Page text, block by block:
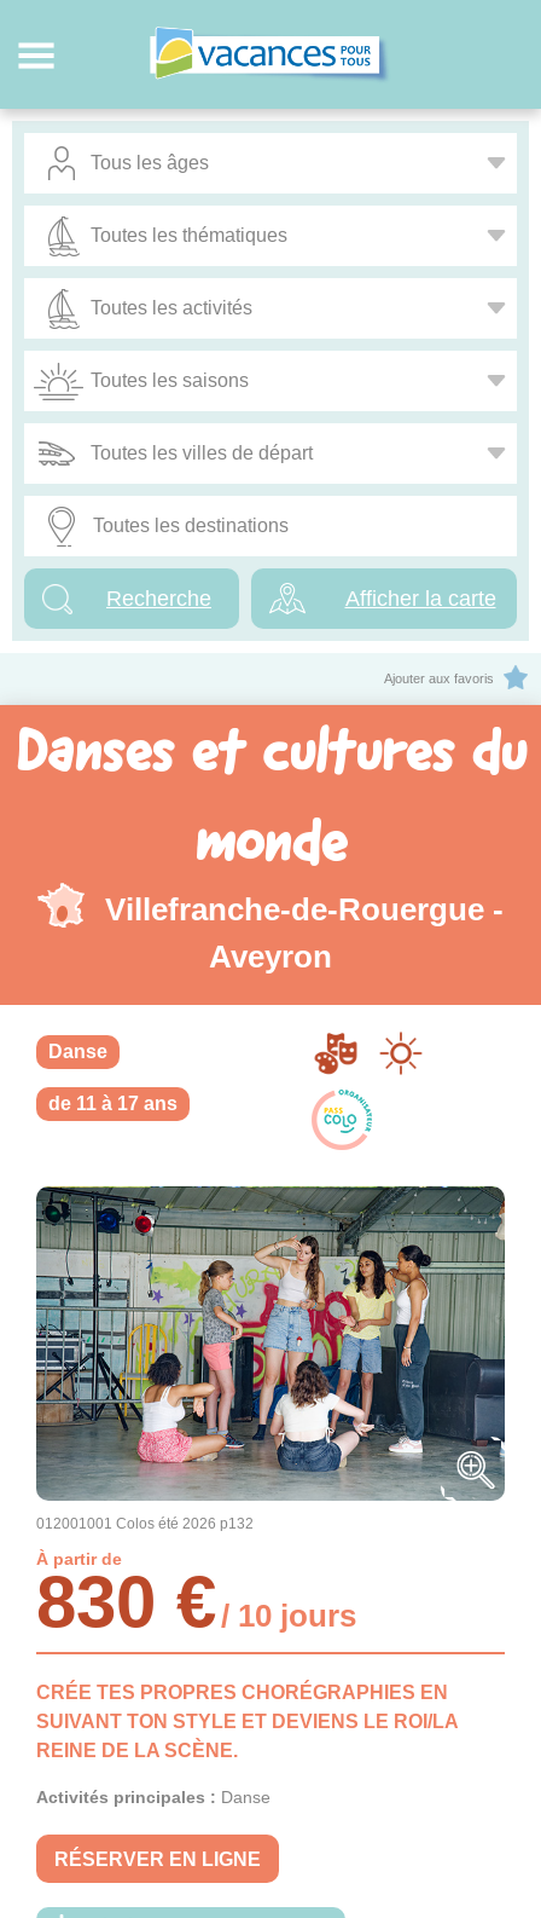
Afficher la carte
Ajouter aux favoris
Danses et cultures du
monde
Villefranche-de-Rouergue -
Aveyron
Danse
de 11 à 17 ans
012001001 Colos été 2026 p132
À partir de
830 €/ 10 jours
CRÉE TES PROPRES CHORÉGRAPHIES EN
SUIVANT TON STYLE ET DEVIENS LE ROI/LA
REINE DE LA SCÈNE.
Activités principales : Danse
RÉSERVER EN LIGNE